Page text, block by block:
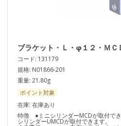
ブラケット・Ｌ・φ１２・ＭＣ
コード: 131179
規格: N01866-201
重量: 21.80g
ポイント対象
在庫: 在庫あり
特徴 ●ミニシリンダーMCDが取付
シリンダーUMCDが取付できます